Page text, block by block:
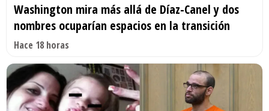
Washington mira más allá de Díaz-Canel y dos
nombres ocuparían espacios en la transición
Hace 18 horas